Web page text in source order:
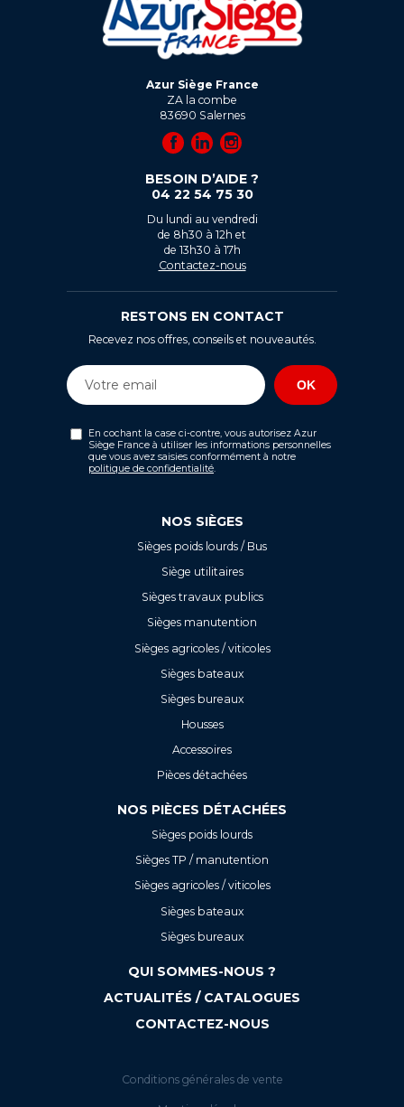
Azur Siège France
ZA la combe
83690 Salernes
BESOIN D’AIDE ?
04 22 54 75 30
Du lundi au vendredi
de 8h30 à 12h et
de 13h30 à 17h
Contactez-nous
RESTONS EN CONTACT
Recevez nos offres, conseils et nouveautés.
En cochant la case ci-contre, vous autorisez Azur
Siège France à utiliser les informations personnelles
que vous avez saisies conformément à notre
politique de confidentialité.
NOS SIÈGES
Sièges poids lourds / Bus
Siège utilitaires
Sièges travaux publics
Sièges manutention
Sièges agricoles / viticoles
Sièges bateaux
Sièges bureaux
Housses
Accessoires
Pièces détachées
NOS PIÈCES DÉTACHÉES
Sièges poids lourds
Sièges TP / manutention
Sièges agricoles / viticoles
Sièges bateaux
Sièges bureaux
QUI SOMMES-NOUS ?
ACTUALITÉS / CATALOGUES
CONTACTEZ-NOUS
Conditions générales de vente